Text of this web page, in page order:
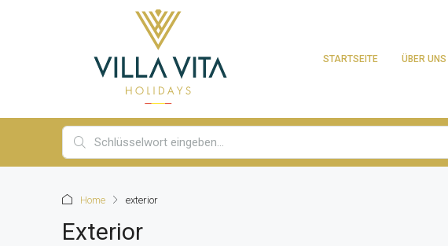
STARTSEITE ÜBER UNS
Home exterior
Exterior